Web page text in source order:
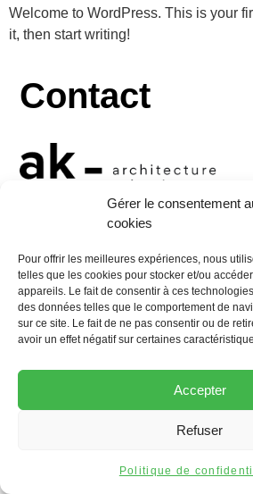
Gérer le consentement
cookies
Pour offrir les meilleures expériences, nous
telles que les cookies pour stocker et/ou
appareils. Le fait de consentir à ces
des données telles que le comportement de
sur ce site. Le fait de ne pas consentir ou de
avoir un effet négatif sur certaines
Accepter
Refuser
Politique de
Welcome to WordPress. This is your
it, then start writing!
Contact
38000 Grenoble
Tel :+33 (0)4 76 47 34 24
Mail :contact@aktis.archi
Tous droits réservés
Création site